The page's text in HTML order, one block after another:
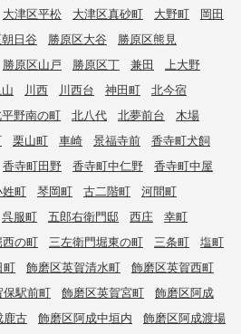
大津区平松 大津区真砂町 大野町
岡田
日谷 勝原区大谷
勝原区熊見
勝原区山戸 勝原区丁 兼田
上大野
川西 川西台 神田町
北今宿
野南の町 北八代 北夢前台
木場
栗山町 車崎 景福寺前
香寺町犬飼
香寺町田野 香寺町中仁野
香寺町中屋
姓町 琴岡町 古二階町
河間町
呉服町 五郎右衛門邸 西庄
幸町
の町 三左衛門堀東の町 三条町
塩町
町 飾磨区英賀清水町
飾磨区英賀西町
保駅前町 飾磨区英賀宮町
飾磨区阿成
鹿古 飾磨区阿成中垣内 飾磨区阿成渡場